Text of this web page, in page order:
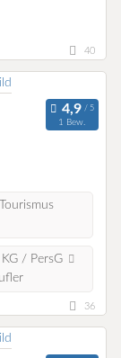
40
1 Bew.
/ PersG
36